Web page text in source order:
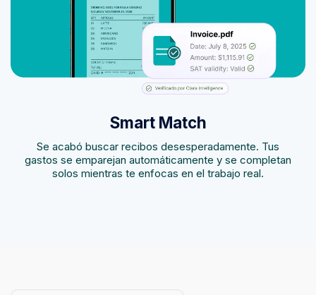
Smart Match
Se acabó buscar recibos desesperadamente. Tus
gastos se emparejan automáticamente y se completan
solos mientras te enfocas en el trabajo real.